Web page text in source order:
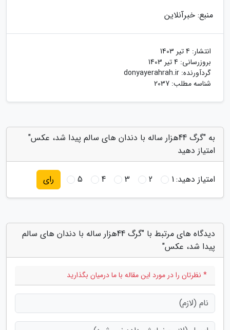
منبع: خبرآنلاین
انتشار: 4 تیر 1403
بروزرسانی: 4 تیر 1403
گردآورنده: donyayerahrah.ir
شناسه مطلب: 2037
به "گرگ 44هزار ساله با دندان های سالم پیدا شد، عکس"
امتیاز دهید
امتیاز دهید:1
2
3
4
5 رای
دیدگاه های مرتبط با "گرگ 44هزار ساله با دندان های سالم
پیدا شد، عکس"
* نظرتان را در مورد این مقاله با ما درمیان بگذارید